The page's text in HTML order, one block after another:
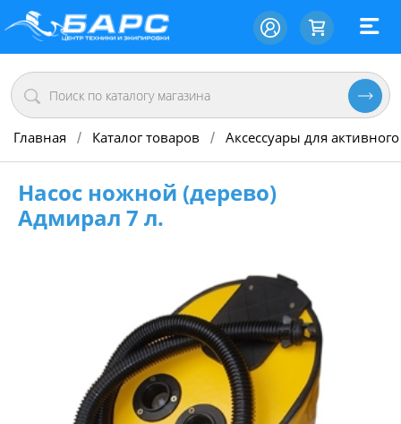
Главная / Каталог товаров / Аксессуары для
Насос ножной (дерево)
Адмирал 7 л.